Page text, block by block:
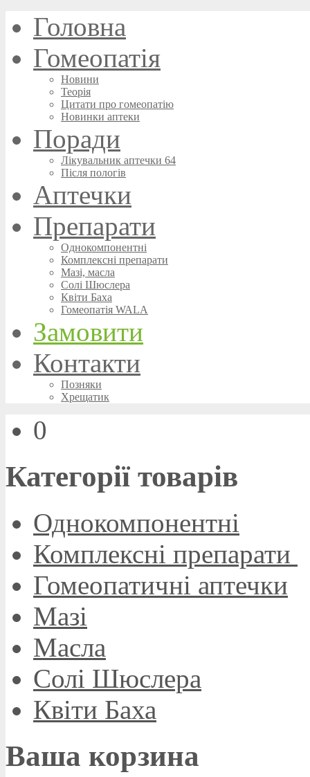
Головна
Гомеопатія
Новини
Теорія
Цитати про гомеопатію
Новинки аптеки
Поради
Лікувальник аптечки 64
Після пологів
Аптечки
Препарати
Однокомпонентні
Комплексні препарати
Мазі, масла
Солі Шюслера
Квіти Баха
Гомеопатія WALA
Замовити
Контакти
Позняки
Хрещатик
0
Категорії товарів
Однокомпонентні
Комплексні препарати
Гомеопатичні аптечки
Мазі
Масла
Солі Шюслера
Квіти Баха
Ваша корзина